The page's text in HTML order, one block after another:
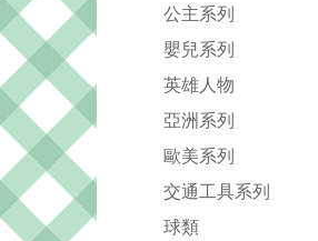
公主系列
嬰兒系列
英雄人物
亞洲系列
歐美系列
交通工具系列
球類